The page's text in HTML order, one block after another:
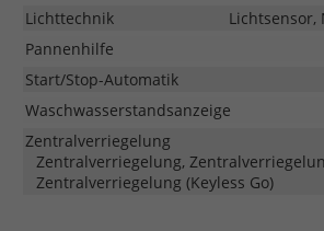
Lichttechnik
Lichtsensor,
Pannenhilfe
Start/Stop-Automatik
Waschwasserstandsanzeige
Zentralverriegelung
Zentralverriegelung,
Zentralverriegelung (Keyless Go)